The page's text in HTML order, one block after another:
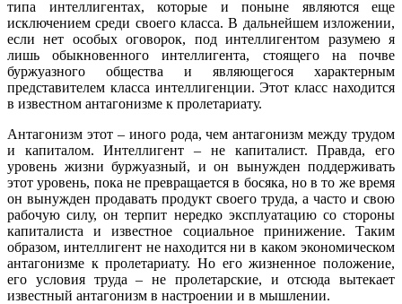
типа интеллигентах, которые и поныне являются еще
исключением среди своего класса. В дальнейшем изложении,
если нет особых оговорок, под интеллигентом разумею я
лишь обыкновенного интеллигента, стоящего на почве
буржуазного общества и являющегося характерным
представителем класса интеллигенции. Этот класс находится
в известном антагонизме к пролетариату.
Антагонизм этот – иного рода, чем антагонизм между трудом
и капиталом. Интеллигент – не капиталист. Правда, его
уровень жизни буржуазный, и он вынужден поддерживать
этот уровень, пока не превращается в босяка, но в то же время
он вынужден продавать продукт своего труда, а часто и свою
рабочую силу, он терпит нередко эксплуатацию со стороны
капиталиста и известное социальное принижение. Таким
образом, интеллигент не находится ни в каком экономическом
антагонизме к пролетариату. Но его жизненное положение,
его условия труда – не пролетарские, и отсюда вытекает
известный антагонизм в настроении и в мышлении.